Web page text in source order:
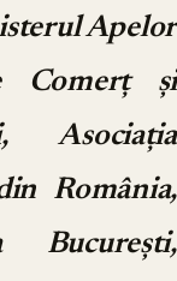
Apelor
Comerț și
Asociația
România,
București,